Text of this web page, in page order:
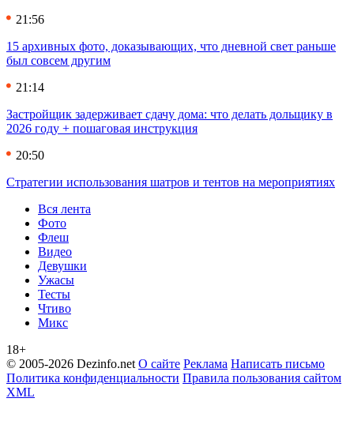
21:56
15 архивных фото, доказывающих, что дневной свет раньше
был совсем другим
21:14
Застройщик задерживает сдачу дома: что делать дольщику в
2026 году + пошаговая инструкция
20:50
Стратегии использования шатров и тентов на мероприятиях
Вся лента
Фото
Флеш
Видео
Девушки
Ужасы
Тесты
Чтиво
Микс
18+
© 2005-2026 Dezinfo.net О сайте Реклама Написать письмо
Политика конфиденциальности Правила пользования сайтом
XML